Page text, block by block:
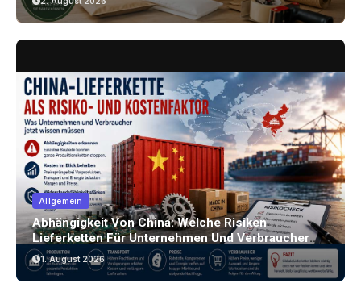
Allgemein
Abhängigkeit Von China: Welche Risiken
Lieferketten Für Unternehmen Und Verbraucher
Bergen
1. August 2026